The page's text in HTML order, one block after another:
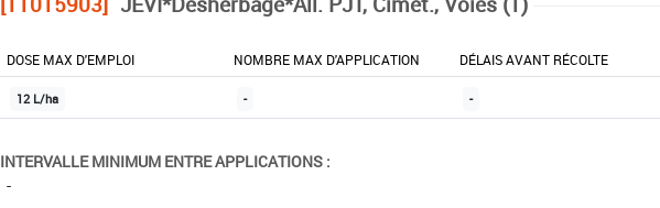
DOSE MAX D'EMPLOI NOMBRE MAX D'APPLICATION DÉLAIS AVANT RÉCOLTE
12 L/ha - -
INTERVALLE MINIMUM ENTRE APPLICATIONS :
-